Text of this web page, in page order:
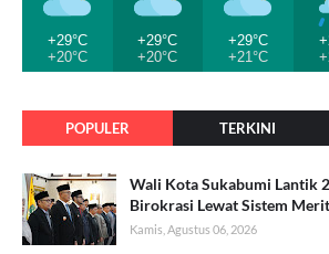
+29°C
+20°C
+29°C
+20°C
+29°C
+21°C
POPULER TERKINI
Wali Kota Sukabumi Lantik
Birokrasi Lewat Sistem Merit
Kamis, Agustus 06, 2026